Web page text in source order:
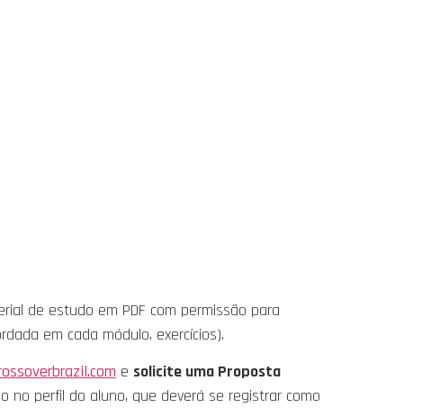
de estudo em PDF com permissão para
em cada módulo, exercícios).
e solicite uma Proposta
no perfil do aluno, que deverá se registrar como